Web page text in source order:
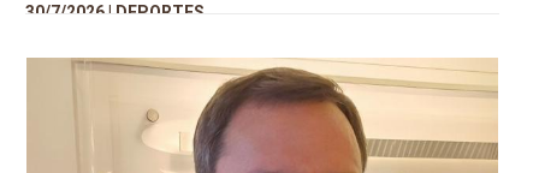
30/7/2026 | DEPORTES